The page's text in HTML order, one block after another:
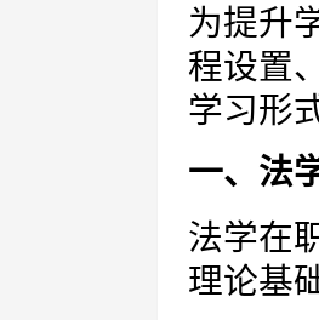
为提升
程设置
学习形
一、法
法学在
理论基